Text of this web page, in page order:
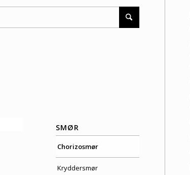
SMØR
Chorizosmør
Kryddersmør